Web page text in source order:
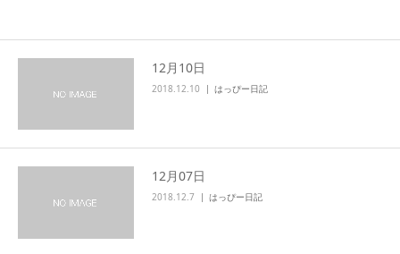
12月10日
2018.12.10 はっぴー日記
12月07日
2018.12.7 はっぴー日記